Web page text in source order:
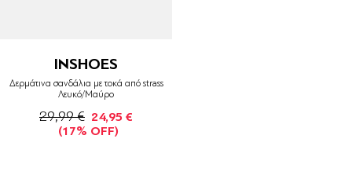
INSHOES
Δερμάτινα σανδάλια με τοκά από strass
Λευκό/Μαύρο
29,99 € 24,95 €
(17% OFF)